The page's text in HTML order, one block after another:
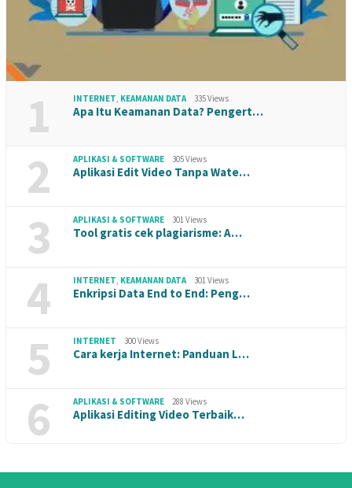
1 INTERNET KEAMANAN DATA 335 Views
Apa Itu Keamanan Data? Pengert…
2 APLIKASI & SOFTWARE 305 Views
Aplikasi Edit Video Tanpa Wate…
3 APLIKASI & SOFTWARE 301 Views
Tool gratis cek plagiarisme: A…
4 INTERNET KEAMANAN DATA 301 Views
Enkripsi Data End to End: Peng…
5 INTERNET 300 Views
Cara kerja Internet: Panduan L…
6 APLIKASI & SOFTWARE 288 Views
Aplikasi Editing Video Terbaik…